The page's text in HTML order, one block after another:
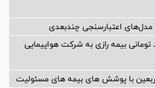
اعتبارسنجی چندبعدی
۵۰۰ میلیارد تومانی بیمه رازی به شرکت هواپیمایی
اربعین با پوشش های بیمه های مسئولیت